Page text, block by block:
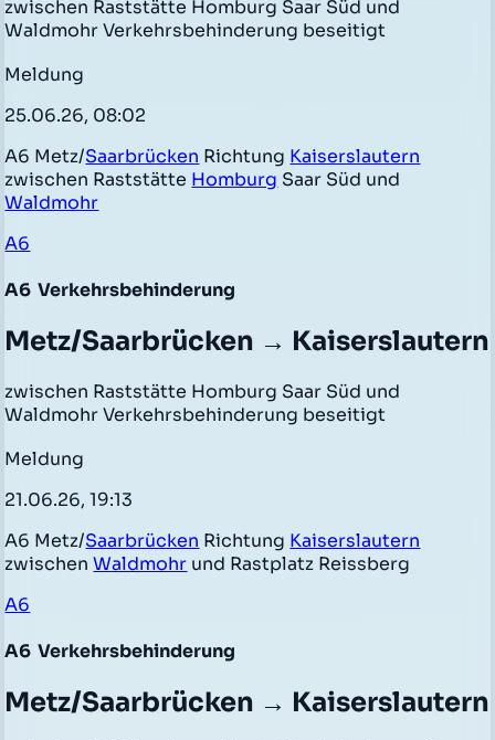
zwischen Raststätte Homburg Saar Süd und
Waldmohr Verkehrsbehinderung beseitigt
Meldung
25.06.26, 08:02
A6 Metz/Saarbrücken Richtung Kaiserslautern
zwischen Raststätte Homburg Saar Süd und
Waldmohr
A6
A6 Verkehrsbehinderung
Metz/Saarbrücken → Kaiserslautern
zwischen Raststätte Homburg Saar Süd und
Waldmohr Verkehrsbehinderung beseitigt
Meldung
21.06.26, 19:13
A6 Metz/Saarbrücken Richtung Kaiserslautern
zwischenWaldmohr und Rastplatz Reissberg
A6
A6 Verkehrsbehinderung
Metz/Saarbrücken → Kaiserslautern